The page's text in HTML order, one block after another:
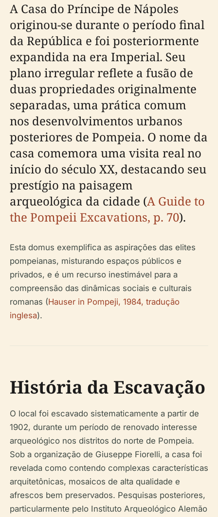
A Casa do Príncipe de Nápoles
originou-se durante o período final
da República e foi posteriormente
expandida na era Imperial. Seu
plano irregular reflete a fusão de
duas propriedades originalmente
separadas, uma prática comum
nos desenvolvimentos urbanos
posteriores de Pompeia. O nome da
casa comemora uma visita real no
início do século XX, destacando seu
prestígio na paisagem
arqueológica da cidade (A Guide to
the Pompeii Excavations, p. 70).
Esta domus exemplifica as aspirações das elites
pompeianas, misturando espaços públicos e
privados, e é um recurso inestimável para a
compreensão das dinâmicas sociais e culturais
romanas (Hauser in Pompeji, 1984, tradução
inglesa).
História da Escavação
O local foi escavado sistematicamente a partir de
1902, durante um período de renovado interesse
arqueológico nos distritos do norte de Pompeia.
Sob a organização de Giuseppe Fiorelli, a casa foi
revelada como contendo complexas características
arquitetônicas, mosaicos de alta qualidade e
afrescos bem preservados. Pesquisas posteriores,
particularmente pelo Instituto Arqueológico Alemão